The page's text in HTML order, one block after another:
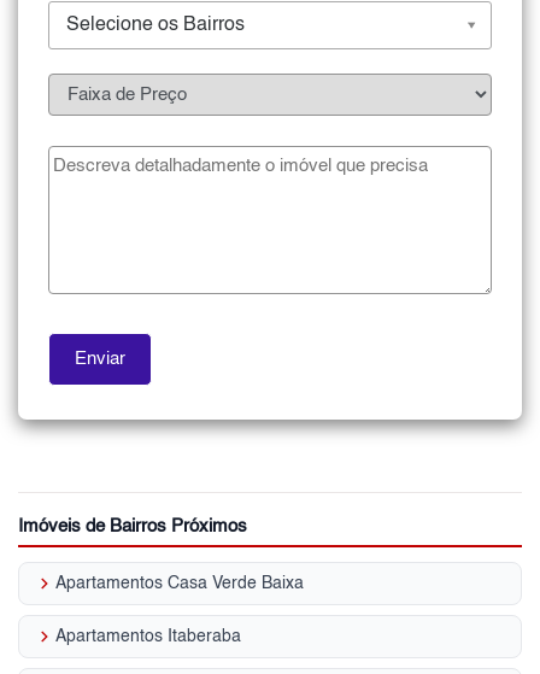
Selecione os Bairros
Imóveis de Bairros Próximos
keyboard_arrow_right Apartamentos Casa Verde Baixa
keyboard_arrow_right Apartamentos Itaberaba